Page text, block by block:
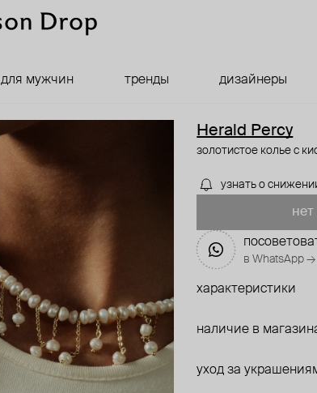
для мужчин тренды дизайнеры
Herald Percy
золотистое колье с
узнать о
в WhatsApp →
характеристики
наличие в
уход за